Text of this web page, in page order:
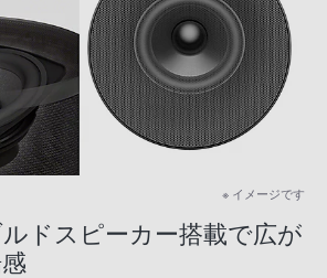
※ イメージです
ドスピーカー搭載で広が